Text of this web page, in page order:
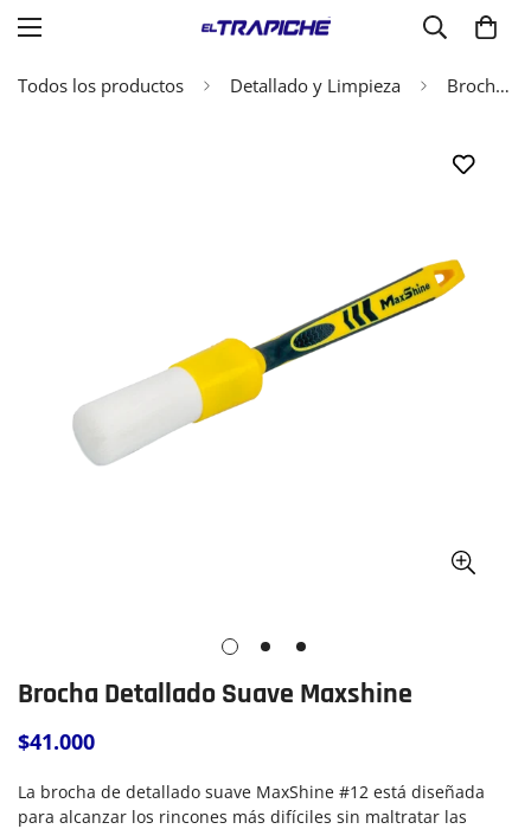
Todos los productos Detallado y Limpieza Brocha Detallado Suave Maxshine
Brocha Detallado Suave Maxshine
Precio
$41.000
La brocha de detallado suave MaxShine #12 está diseñada
para alcanzar los rincones más difíciles sin maltratar las